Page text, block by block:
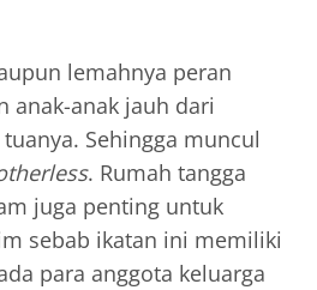
lemahnya peran
anak-anak jauh dari
Sehingga muncul
. Rumah tangga
juga penting untuk
sebab ikatan ini memiliki
para anggota keluarga